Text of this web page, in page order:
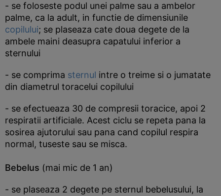
- se foloseste podul unei palme sau a ambelor
palme, ca la adult, in functie de dimensiunile
copilului; se plaseaza cate doua degete de la
ambele maini deasupra capatului inferior a
sternului
- se comprima sternul intre o treime si o jumatate
din diametrul toracelui copilului
- se efectueaza 30 de compresii toracice, apoi 2
respiratii artificiale. Acest ciclu se repeta pana la
sosirea ajutorului sau pana cand copilul respira
normal, tuseste sau se misca.
Bebelus (mai mic de 1 an)
- se plaseaza 2 degete pe sternul bebelusului, la